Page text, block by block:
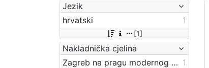
Jezik
hrvatski
1
[1]
Nakladnička cjelina
Zagreb na pragu modernog doba 1